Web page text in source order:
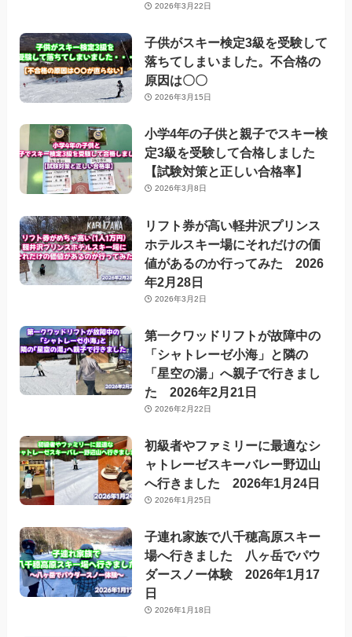
2026年3月22日
子供がスキー検定3級を受験して
落ちてしまいました。不合格の
原因は〇〇
2026年3月15日
小学4年の子供と親子でスキー検
定3級を受験して合格しました
【試験対策と正しい合格率】
2026年3月8日
リフト券が高い軽井沢プリンス
ホテルスキー場にそれだけの価
値があるのか行ってみた 2026
年2月28日
2026年3月2日
第一クワッドリフトが故障中の
「シャトレーゼ小海」と隣の
「星空の湯」へ親子で行きまし
た 2026年2月21日
2026年2月22日
初級者やファミリーに最適なシ
ャトレーゼスキーバレー野辺山
へ行きました 2026年1月24日
2026年1月25日
子連れ家族で八千穂高原スキー
場へ行きました 八ヶ岳でパウ
ダースノー体験 2026年1月17
日
2026年1月18日